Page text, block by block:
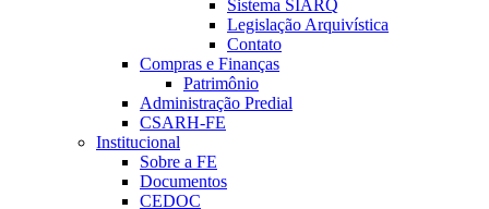
Sistema SIARQ
Legislação Arquivística
Contato
Compras e Finanças
Patrimônio
Administração Predial
CSARH-FE
Institucional
Sobre a FE
Documentos
CEDOC